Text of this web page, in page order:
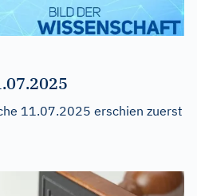
11.07.2025 erschien zuerst